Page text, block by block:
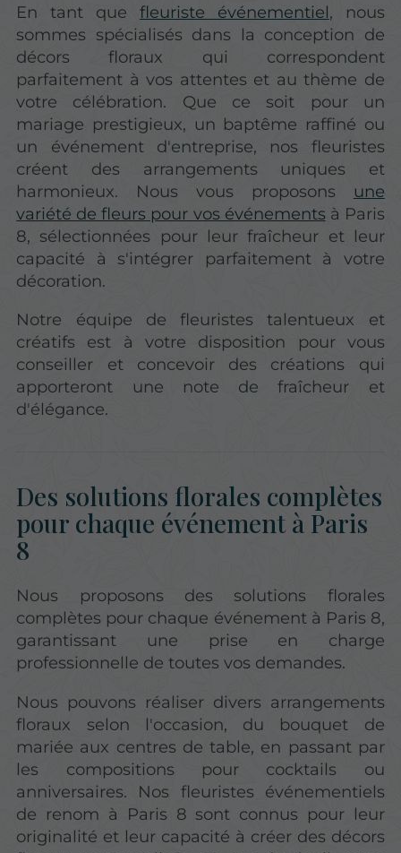
En tant que fleuriste événementiel, nous
sommes spécialisés dans la conception de
décors floraux qui correspondent
parfaitement à vos attentes et au thème de
votre célébration. Que ce soit pour un
mariage prestigieux, un baptême raffiné ou
un événement d'entreprise, nos fleuristes
créent des arrangements uniques et
harmonieux. Nous vous proposons une
variété de fleurs pour vos événements à Paris
8, sélectionnées pour leur fraîcheur et leur
capacité à s'intégrer parfaitement à votre
décoration.
Notre équipe de fleuristes talentueux et
créatifs est à votre disposition pour vous
conseiller et concevoir des créations qui
apporteront une note de fraîcheur et
d'élégance.
Des solutions florales complètes
pour chaque événement à Paris
8
Nous proposons des solutions florales
complètes pour chaque événement à Paris 8,
garantissant une prise en charge
professionnelle de toutes vos demandes.
Nous pouvons réaliser divers arrangements
floraux selon l'occasion, du bouquet de
mariée aux centres de table, en passant par
les compositions pour cocktails ou
anniversaires. Nos fleuristes événementiels
de renom à Paris 8 sont connus pour leur
originalité et leur capacité à créer des décors